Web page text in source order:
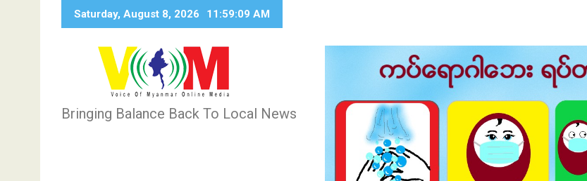
Saturday, August 8, 2026 11:59:10 AM
Bringing Balance Back To Local News